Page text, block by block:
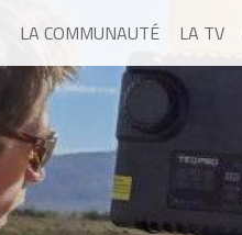
LA COMMUNAUTÉ LA TV